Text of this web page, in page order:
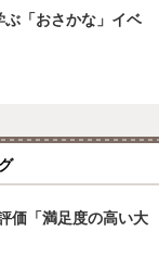
ぶ「おさかな」イベ
価「満足度の高い大